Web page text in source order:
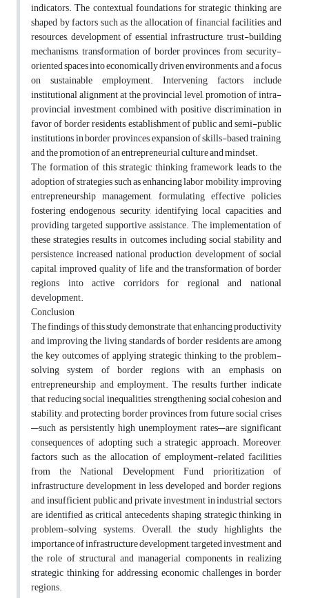
indicators. The contextual foundations for strategic thinking are
shaped by factors such as the allocation of financial facilities and
resources, development of essential infrastructure, trust-building
mechanisms, transformation of border provinces from security-
oriented spaces into economically driven environments, and a focus
on sustainable employment. Intervening factors include
institutional alignment at the provincial level, promotion of intra-
provincial investment combined with positive discrimination in
favor of border residents, establishment of public and semi-public
institutions in border provinces, expansion of skills-based training,
and the promotion of an entrepreneurial culture and mindset.
The formation of this strategic thinking framework leads to the
adoption of strategies such as enhancing labor mobility, improving
entrepreneurship management, formulating effective policies,
fostering endogenous security, identifying local capacities, and
providing targeted supportive assistance. The implementation of
these strategies results in outcomes including social stability and
persistence, increased national production, development of social
capital, improved quality of life, and the transformation of border
regions into active corridors for regional and national
development.
Conclusion
The findings of this study demonstrate that enhancing productivity
and improving the living standards of border residents are among
the key outcomes of applying strategic thinking to the problem-
solving system of border regions with an emphasis on
entrepreneurship and employment. The results further indicate
that reducing social inequalities, strengthening social cohesion and
stability, and protecting border provinces from future social crises
—such as persistently high unemployment rates—are significant
consequences of adopting such a strategic approach. Moreover,
factors such as the allocation of employment-related facilities
from the National Development Fund, prioritization of
infrastructure development in less developed and border regions,
and insufficient public and private investment in industrial sectors
are identified as critical antecedents shaping strategic thinking in
problem-solving systems. Overall, the study highlights the
importance of infrastructure development, targeted investment, and
the role of structural and managerial components in realizing
strategic thinking for addressing economic challenges in border
regions.